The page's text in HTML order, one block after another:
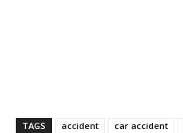
TAGS accident car accident